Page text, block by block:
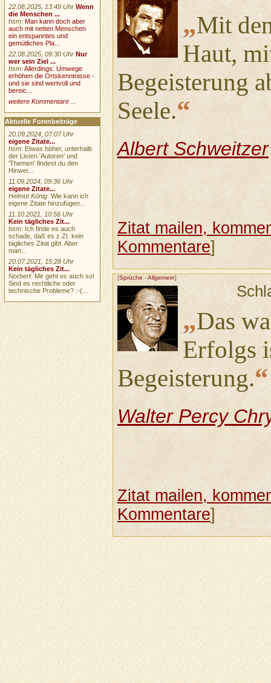
„Mit
Haut,
Begeisterung
Seele.“
Albert Schweitzer
Zitat mailen,
Kommentare]
[Sprüche -Allgemein]
„Das
Erfolgs
Begeisterung.“
Walter Percy
Zitat mailen,
Kommentare]
22.08.2025, 13:49 Uhr Wenn
die Menschen ...
hsm:Man kann doch aber
auch mit netten Menschen
ein entspanntes und
gemütliches Pla...
22.08.2025, 09:30 Uhr Nur
wer sein Ziel ...
hsm:Allerdings: Umwege
erhöhen die Ortskenntnisse -
und sie sind wertvoll und
bereic...
weitere Kommentare ...
Aktuelle Forenbeiträge
20.09.2024, 07:07 Uhr
eigene Zitate...
hsm: Etwas höher, unterhalb
der Listen 'Autoren' und
'Themen' findest du den
Hinwei...
11.09.2024, 09:36 Uhr
eigene Zitate...
Helmut König: Wie kann ich
eigene Zitate hinzufügen...
11.10.2021, 10:56 Uhr
Kein tägliches Zit...
hsm: Ich finde es auch
schade, daß es z.Zt. kein
tägliches Zitat gibt. Aber
man...
20.07.2021, 15:28 Uhr
Kein tägliches Zit...
Norbert: Mir geht es auch so!
Sind es rechtliche oder
technische Probleme? :-(...